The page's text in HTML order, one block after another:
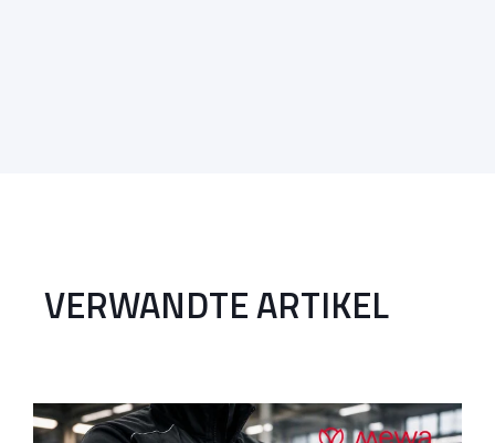
VERWANDTE ARTIKEL